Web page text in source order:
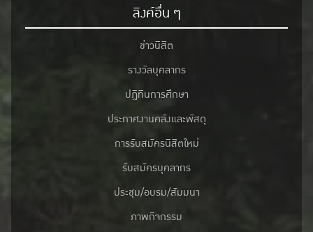
ลิงค์อื่น ๆ
ข่าวนิสิต
รางวัลบุคลากร
ปฎิทินการศึกษา
ประกาศงานคลังและพัสดุ
การรับสมัครนิสิตใหม่
รับสมัครบุคลากร
ประชุม/อบรม/สัมมนา
ภาพกิจกรรม